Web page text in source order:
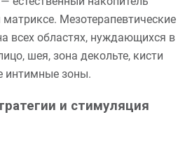
Мезотерапевтические
всех областях, нуждающихся в
шея, зона декольте, кисти
интимные зоны.
и стимуляция